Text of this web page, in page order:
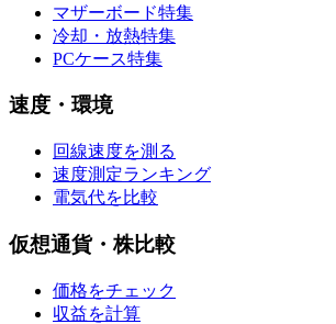
マザーボード特集
冷却・放熱特集
PCケース特集
速度・環境
回線速度を測る
速度測定ランキング
電気代を比較
仮想通貨・株比較
価格をチェック
収益を計算